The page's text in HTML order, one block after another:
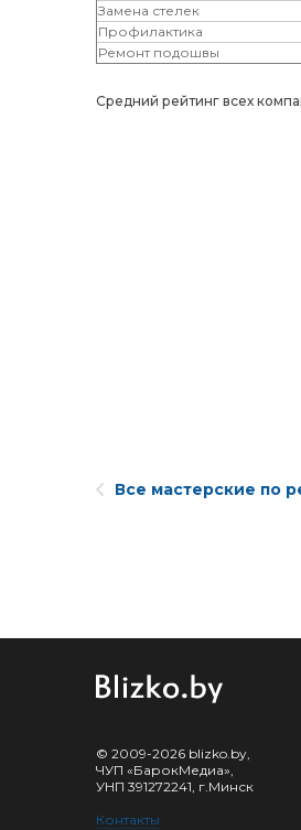
Замена стелек
Профилактика
Ремонт подошвы
Средний рейтинг всех
Все мастерские по
© 2009-2026 blizko.by,
ЧУП «БарокМедиа»,
УНП 391272241, г.Минск
Контакты